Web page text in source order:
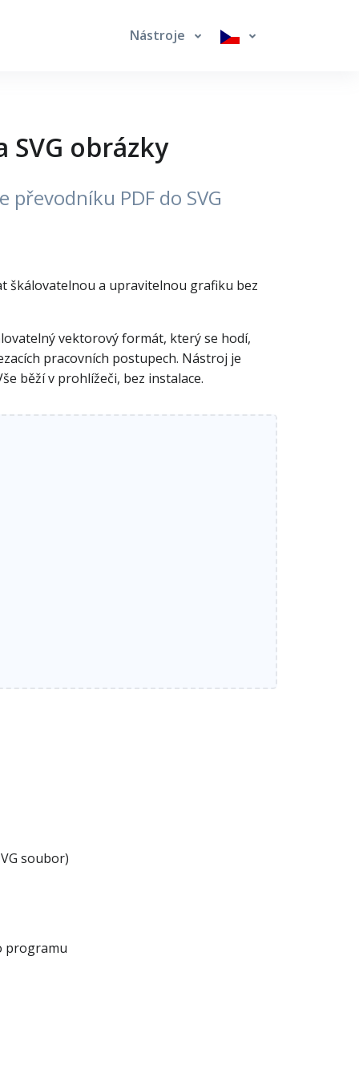
Nástroje
SVG obrázky
PDF do SVG
škálovatelnou a upravitelnou grafiku bez
vektorový formát, který se hodí,
pracovních postupech. Nástroj je
běží v prohlížeči, bez instalace.
soubor)
programu